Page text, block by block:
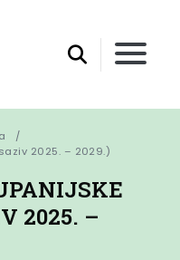
2025. – 2029.)
2025. –